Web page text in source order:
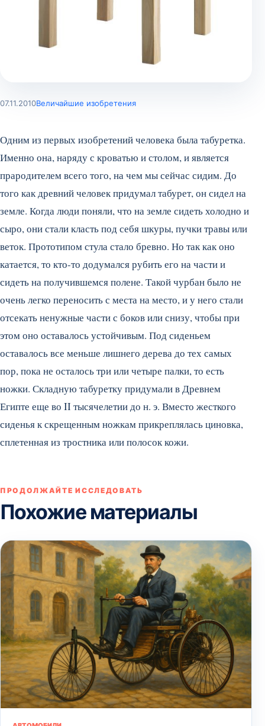
07.11.2010Величайшие изобретения
Одним из первых изобретений человека была табуретка.
Именно она, наряду с кроватью и столом, и является
прародителем всего того, на чем мы сейчас сидим. До
того как древний человек придумал табурет, он сидел на
земле. Когда люди поняли, что на земле сидеть холодно и
сыро, они стали класть под себя шкуры, пучки травы или
веток. Прототипом стула стало бревно. Но так как оно
катается, то кто-то додумался рубить его на части и
сидеть на получившемся полене. Такой чурбан было не
очень легко переносить с места на место, и у него стали
отсекать ненужные части с боков или снизу, чтобы при
этом оно оставалось устойчивым. Под сиденьем
оставалось все меньше лишнего дерева до тех самых
пор, пока не осталось три или четыре палки, то есть
ножки. Складную табуретку придумали в Древнем
Египте еще во II тысячелетии до н. э. Вместо жесткого
сиденья к скрещенным ножкам прикреплялась циновка,
сплетенная из тростника или полосок кожи.
ПРОДОЛЖАЙТЕ ИССЛЕДОВАТЬ
Похожие материалы